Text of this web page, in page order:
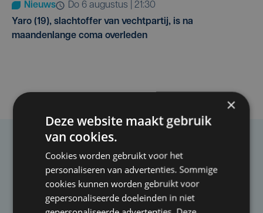
Nieuws
do 6 augustus | 21:30
Yaro (19), slachtoffer van vechtpartij, is na
maandenlange coma overleden
Taalfout opgemerkt?
Heb je een taal- of schrijffout opgemerkt in dit
artikel?
×
Deze website maakt gebruik
van cookies.
Cookies worden gebruikt voor het
personaliseren van advertenties. Sommige
cookies kunnen worden gebruikt voor
gepersonaliseerde doeleinden in niet